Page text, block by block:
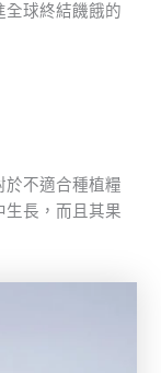
全球終結饑餓的
於不適合種植糧
生長，而且其果